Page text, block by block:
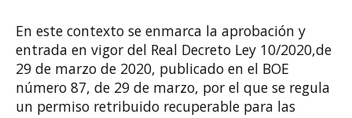
En este contexto se enmarca la aprobación y
entrada en vigor del Real Decreto Ley 10/2020,de
29 de marzo de 2020, publicado en el BOE
número 87, de 29 de marzo, por el que se regula
un permiso retribuido recuperable para las